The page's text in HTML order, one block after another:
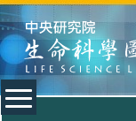
:::